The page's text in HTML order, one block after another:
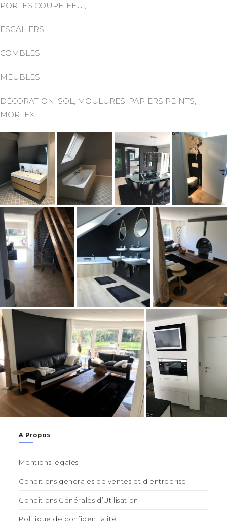
PORTES COUPE-FEU,,
ESCALIERS
COMBLES,
MEUBLES,
DÉCORATION, SOL, MOULURES, PAPIERS PEINTS,
MORTEX…
A Propos
Mentions légales
Conditions générales de ventes et d’entreprise
Conditions Générales d’Utilisation
Politique de confidentialité